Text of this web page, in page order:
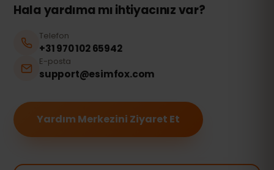
Hala yardıma mı ihtiyacınız var?
Telefon
+31 970 102 65942
E-posta
support@esimfox.com
Yardım Merkezini Ziyaret Et